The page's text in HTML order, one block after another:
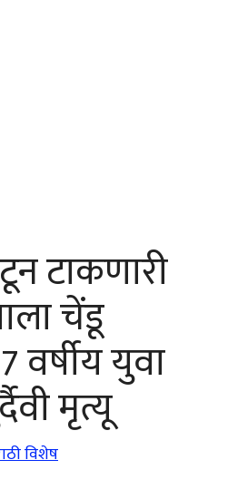
टाकणारी
चेंडू
वर्षीय युवा
मृत्यू
विशेष